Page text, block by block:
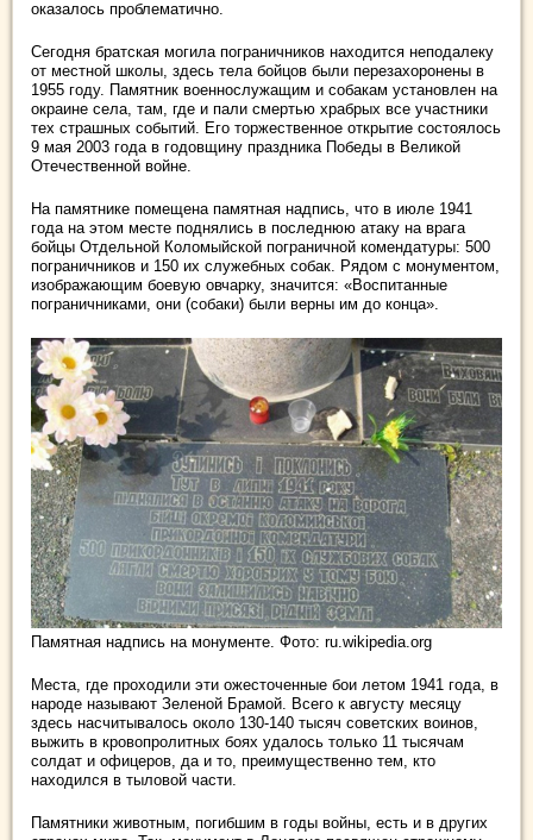
оказалось проблематично.
Сегодня братская могила пограничников находится неподалеку
от местной школы, здесь тела бойцов были перезахоронены в
1955 году. Памятник военнослужащим и собакам установлен на
окраине села, там, где и пали смертью храбрых все участники
тех страшных событий. Его торжественное открытие состоялось
9 мая 2003 года в годовщину праздника Победы в Великой
Отечественной войне.
На памятнике помещена памятная надпись, что в июле 1941
года на этом месте поднялись в последнюю атаку на врага
бойцы Отдельной Коломыйской пограничной комендатуры: 500
пограничников и 150 их служебных собак. Рядом с монументом,
изображающим боевую овчарку, значится: «Воспитанные
пограничниками, они (собаки) были верны им до конца».
Памятная надпись на монументе. Фото: ru.wikipedia.org
Места, где проходили эти ожесточенные бои летом 1941 года, в
народе называют Зеленой Брамой. Всего к августу месяцу
здесь насчитывалось около 130-140 тысяч советских воинов,
выжить в кровопролитных боях удалось только 11 тысячам
солдат и офицеров, да и то, преимущественно тем, кто
находился в тыловой части.
Памятники животным, погибшим в годы войны, есть и в других